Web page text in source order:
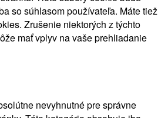
so súhlasom používateľa. Máte tiež
Zrušenie niektorých z týchto
mať vplyv na vaše prehliadanie
nevyhnutné pre správne